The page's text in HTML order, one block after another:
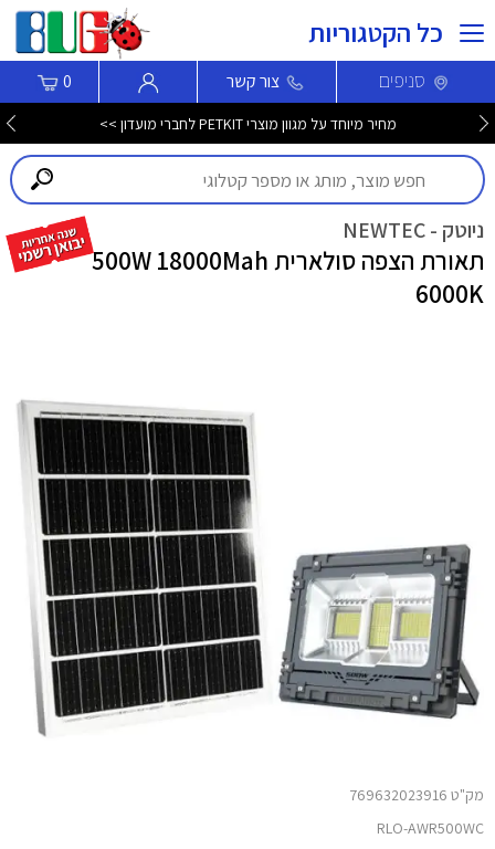
כל הקטגוריות
סניפים צור קשר 0
מחיר מיוחד על מגוון מוצרי PETKIT לחברי מועדון >>
ניוטק - NEWTEC
תאורת הצפה סולארית 500W 18000Mah
6000K
מק"ט 769632023916
RLO-AWR500WC